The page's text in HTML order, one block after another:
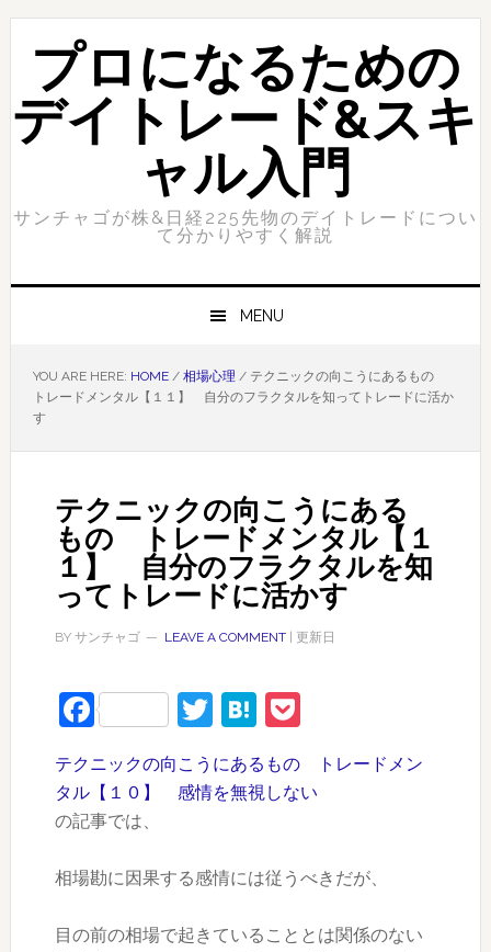
Skip
primary
navigation
Skip
contentプロになるための
デイトレード&スキ
ャル入門
サンチャゴが株&日経225先物のデイトレードについ
て分かりやすく解説
MENU
YOU ARE HERE: HOME / 相場心理 /テクニックの向こうにあるもの
トレードメンタル【１１】 自分のフラクタルを知ってトレードに活か
す
テクニックの向こうにある
もの トレードメンタル【１
１】 自分のフラクタルを知
ってトレードに活かす
BY サンチャゴ LEAVE A COMMENT| 更新日
FacebookTwitterHatena
Pocket
テクニックの向こうにあるもの トレードメン
タル【１０】 感情を無視しない
の記事では、
相場勘に因果する感情には従うべきだが、
目の前の相場で起きていることとは関係のない